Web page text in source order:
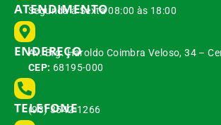
ATENDIMENTO
Segunda à Sexta 08:00 às 18:00
ENDEREÇO
Av. Brg. Haroldo Coimbra Veloso, 34 –
CEP: 68195-000
TELEFONE
(93) 3542-1266